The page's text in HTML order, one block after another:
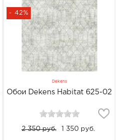
- 42%
Dekens
Обои Dekens Habitat 625-02
2 350 руб. 1 350 руб.